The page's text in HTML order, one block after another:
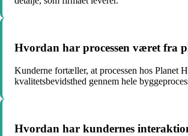
Hvordan har processen været fra
Kunderne fortæller, at processen hos Planet
kvalitetsbevidsthed gennem hele
Hvordan har kundernes